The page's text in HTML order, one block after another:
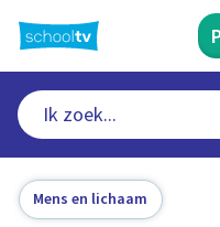
naar
hoofdinhoud
Mens en lichaam